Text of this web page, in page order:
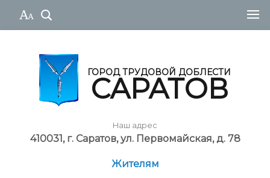
ГОРОД ТРУДОВОЙ ДОБЛЕСТИ
САРАТОВ
Наш адрес
410031, г. Саратов, ул. Первомайская, д. 78
Жителям